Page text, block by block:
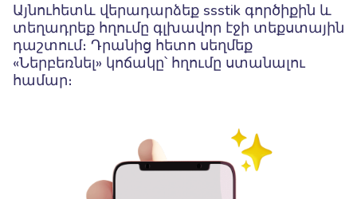
Այնուհետև վերադարձեք ssstik գործիքին և
տեղադրեք հղումը գլխավոր էջի տեքստային
դաշտում։ Դրանից հետո սեղմեք
«Ներբեռնել» կոճակը՝ հղումը ստանալու
համար։